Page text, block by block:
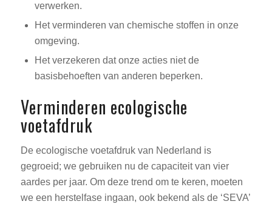
verwerken.
Het verminderen van chemische stoffen in onze
omgeving.
Het verzekeren dat onze acties niet de
basisbehoeften van anderen beperken.
Verminderen ecologische
voetafdruk
De ecologische voetafdruk van Nederland is
gegroeid; we gebruiken nu de capaciteit van vier
aardes per jaar. Om deze trend om te keren, moeten
we een herstelfase ingaan, ook bekend als de ‘SEVA’